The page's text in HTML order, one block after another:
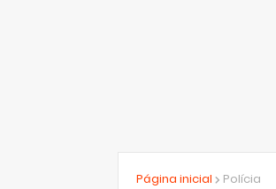
Página inicial Polícia